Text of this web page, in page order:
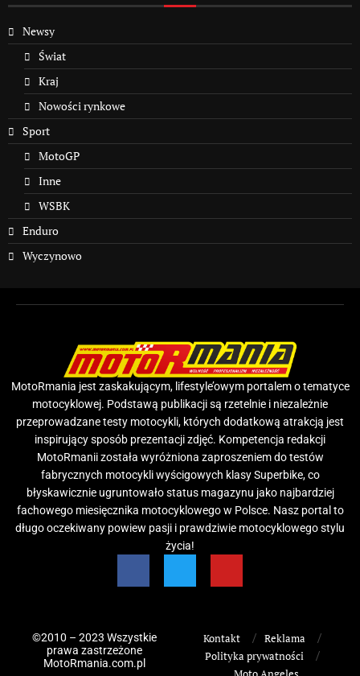
Newsy
Świat
Kraj
Nowości rynkowe
Sport
MotoGP
Inne
WSBK
Enduro
Wyczynowo
MotoRmania jest zaskakującym, lifestyle’owym portalem o tematyce
motocyklowej. Podstawą publikacji są rzetelnie i niezależnie
przeprowadzane testy motocykli, których dodatkową atrakcją jest
inspirujący sposób prezentacji zdjęć. Kompetencja redakcji
MotoRmanii została wyróżniona zaproszeniem do testów
fabrycznych motocykli wyścigowych klasy Superbike, co
błyskawicznie ugruntowało status magazynu jako najbardziej
fachowego miesięcznika motocyklowego w Polsce. Nasz portal to
długo oczekiwany powiew pasji i prawdziwie motocyklowego stylu
życia!
©2010 – 2023 Wszystkie
prawa zastrzeżone
MotoRmania.com.pl
Kontakt
Reklama
Polityka prywatności